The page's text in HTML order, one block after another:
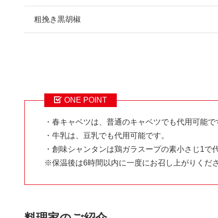
粗挽き黒胡椒
ONE POINT
・春キャベツは、普通のキャベツでも代用可能で
・牛乳は、豆乳でも代用可能です。
・創味シャンタンは鶏ガラスープの素小さじ1で
※保温後は6時間以内に一度にお召し上がりくださ